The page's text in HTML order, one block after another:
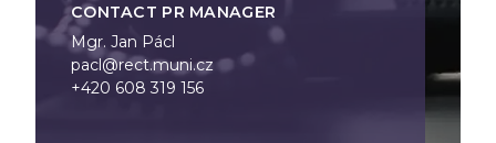
CONTACT PR MANAGER
Mgr. Jan Pácl
pacl@rect.muni.cz
+420 608 319 156